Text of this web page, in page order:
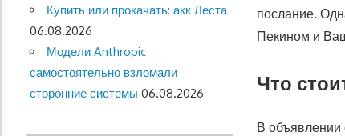
послание.
Пекином и
Что
В объявлении
Купить или прокачать: акк Леста
06.08.2026
Модели Anthropic
самостоятельно взломали
сторонние системы 06.08.2026